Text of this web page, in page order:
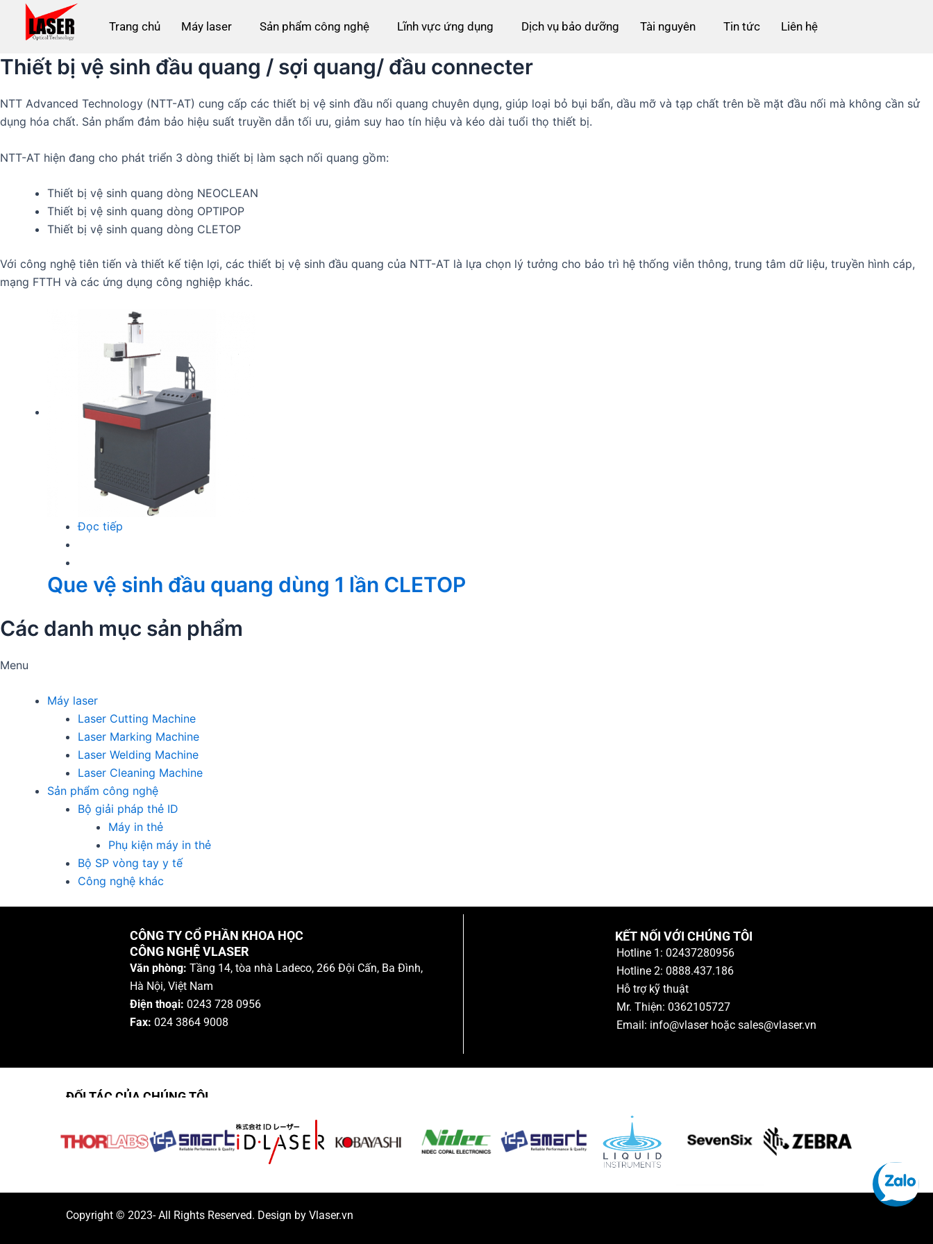
content
Trang chủ Máy laser Sản phẩm công nghệ Lĩnh vực ứng dụng Dịch vụ bảo dưỡng Tài nguyên Tin tức Liên hệ
Thiết bị vệ sinh đầu quang / sợi quang/ đầu connecter
NTT Advanced Technology (NTT-AT) cung cấp các thiết bị vệ sinh đầu nối quang chuyên dụng, giúp loại bỏ bụi bẩn, dầu mỡ và tạp chất trên bề mặt đầu nối mà không cần sử
dụng hóa chất. Sản phẩm đảm bảo hiệu suất truyền dẫn tối ưu, giảm suy hao tín hiệu và kéo dài tuổi thọ thiết bị.
NTT-AT hiện đang cho phát triển 3 dòng thiết bị làm sạch nối quang gồm:
Thiết bị vệ sinh quang dòng NEOCLEAN
Thiết bị vệ sinh quang dòng OPTIPOP
Thiết bị vệ sinh quang dòng CLETOP
Với công nghệ tiên tiến và thiết kế tiện lợi, các thiết bị vệ sinh đầu quang của NTT-AT là lựa chọn lý tưởng cho bảo trì hệ thống viễn thông, trung tâm dữ liệu, truyền hình cáp,
mạng FTTH và các ứng dụng công nghiệp khác.
Đọc tiếp
Que vệ sinh đầu quang dùng 1 lần CLETOP
Các danh mục sản phẩm
Menu
Máy laser
Laser Cutting Machine
Laser Marking Machine
Laser Welding Machine
Laser Cleaning Machine
Sản phẩm công nghệ
Bộ giải pháp thẻ ID
Máy in thẻ
Phụ kiện máy in thẻ
Bộ SP vòng tay y tế
Công nghệ khác
CÔNG TY CỔ PHẦN KHOA HỌC
CÔNG NGHỆ VLASER
Văn phòng: Tầng 14, tòa nhà Ladeco, 266 Đội Cấn, Ba Đình,
Hà Nội, Việt Nam
Điện thoại: 0243 728 0956
Fax: 024 3864 9008
KẾT NỐI VỚI CHÚNG TÔI
Hotline 1: 02437280956
Hotline 2: 0888.437.186
Hỗ trợ kỹ thuật
Mr. Thiện: 0362105727
Email: info@vlaser hoặc sales@vlaser.vn
ĐỐI TÁC CỦA CHÚNG TÔI
Copyright © 2023- All Rights Reserved. Design by Vlaser.vn